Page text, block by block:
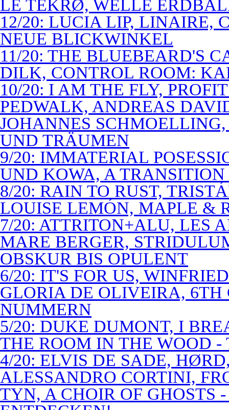
LE TEKRØ, WELLE
12/20: LUCIA LIP, LINAIRE,
NEUE BLICKWINKEL
11/20: THE BLUEBEARD'S
DILK, CONTROL ROOM:
10/20: I AM THE FLY,
PEDWALK, ANDREAS
JOHANNES
UND TRÄUMEN
9/20: IMMATERIAL
UND KOWA, A
8/20: RAIN TO RUST,
LOUISE LEMÓN, MAPLE &
7/20: ATTRITON+ALU, LES
MARE BERGER,
OBSKUR BIS OPULENT
6/20: IT'S FOR US,
GLORIA DE OLIVEIRA, 6TH
NUMMERN
5/20: DUKE DUMONT, I
THE ROOM IN THE WOOD
4/20: ELVIS DE SADE,
ALESSANDRO CORTINI,
TYN, A CHOIR OF GHOSTS